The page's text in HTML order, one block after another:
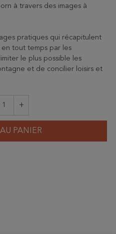
à travers des images à
pratiques qui récapitulent
tout temps par les
le plus possible les
et de concilier loisirs et
+
PANIER